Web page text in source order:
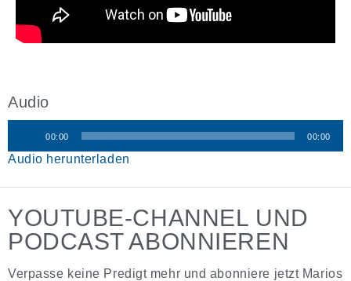
Audio
Audio-
00:00 00:00
Audio herunterladen
YOUTUBE-CHANNEL UND
PODCAST ABONNIEREN
Verpasse keine Predigt mehr und abonniere jetzt Marios